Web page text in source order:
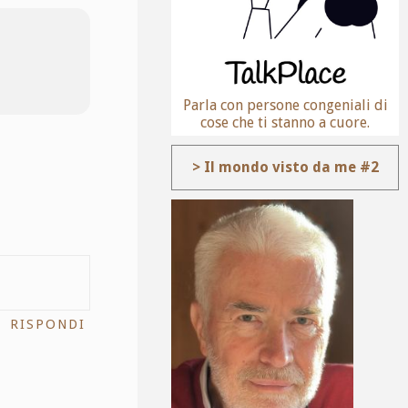
RISPONDI
Parla con persone congeniali di
cose che ti stanno a cuore.
> Il mondo visto da me #2